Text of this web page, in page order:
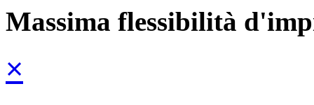
Massima flessibilità
×